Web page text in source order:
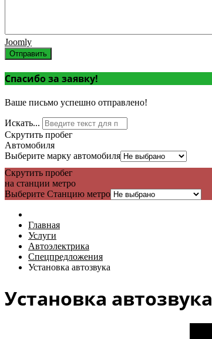
Joomly
Отправить
Спасибо за заявку!
Ваше письмо успешно отправлено!
Искать...
Скрутить пробег
Автомобиля
Выберите марку автомобиля
Скрутить пробег
на станции метро
Выберите Станцию метро
Главная
Услуги
Автоэлектрика
Спецпредложения
Установка автозвука
Установка автозвука